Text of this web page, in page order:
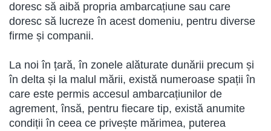
doresc să aibă propria ambarcațiune sau care
doresc să lucreze în acest domeniu, pentru diverse
firme și companii.
La noi în țară, în zonele alăturate dunării precum și
în delta și la malul mării, există numeroase spații în
care este permis accesul ambarcațiunilor de
agrement, însă, pentru fiecare tip, există anumite
condiții în ceea ce privește mărimea, puterea